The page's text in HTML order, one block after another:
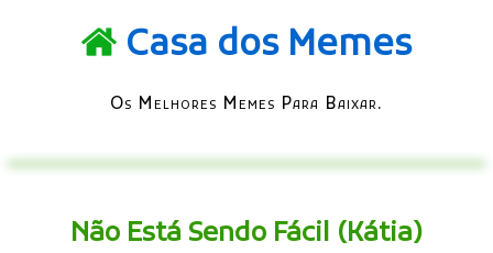
Casa dos Memes
Os Melhores Memes Para Baixar.
Não Está Sendo Fácil (Kátia)